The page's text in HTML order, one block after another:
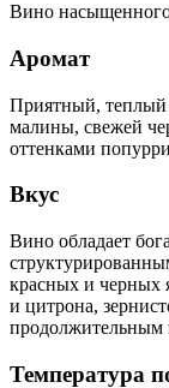
Вино насыщенного
Аромат
Приятный, теплый
малины, свежей
оттенками
Вкус
Вино обладает
красных и черных
и цитрона,
продолжительным
Температура